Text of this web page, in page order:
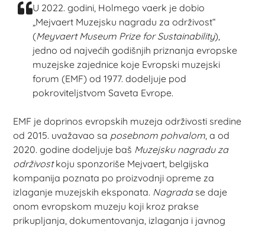
U 2022. godini, Holmego vaerk je dobio
„Mejvaert Muzejsku nagradu za održivost“
(Meyvaert Museum Prize for Sustainability),
jedno od najvećih godišnjih priznanja evropske
muzejske zajednice koje Evropski muzejski
forum (EMF) od 1977. dodeljuje pod
pokroviteljstvom Saveta Evrope.
EMF je doprinos evropskih muzeja održivosti sredine
od 2015. uvažavao sa posebnom pohvalom , a od
2020. godine dodeljuje baš Muzejsku nagradu za
održivostkoju sponzoriše Mejvaert, belgijska
kompanija poznata po proizvodnji opreme za
izlaganje muzejskih eksponata. Nagradase daje
onom evropskom muzeju koji kroz prakse
prikupljanja, dokumentovanja, izlaganja i javnog